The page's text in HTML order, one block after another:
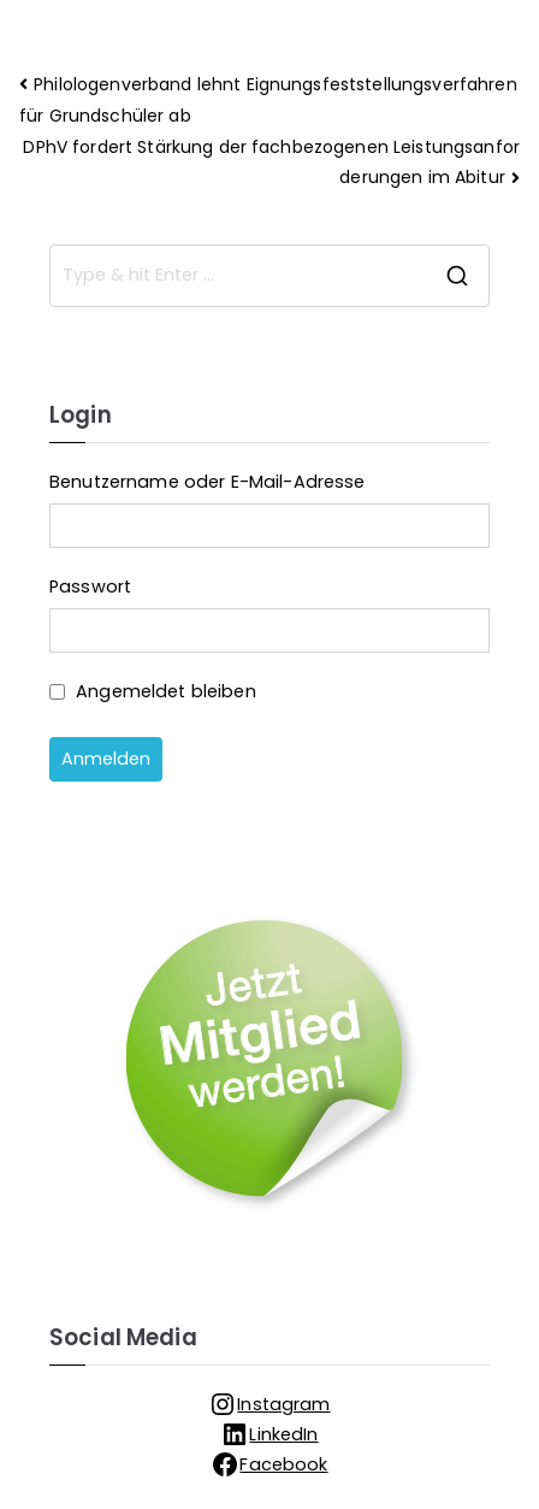
Philologenverband lehnt Eignungsfeststellungsverfahren
für Grundschüler ab
DPhV fordert Stärkung der fachbezogenen Leistungsanfor
derungen im Abitur
Login
Benutzername oder E-Mail-Adresse
Passwort
Angemeldet bleiben
Social Media
Instagram
LinkedIn
Facebook